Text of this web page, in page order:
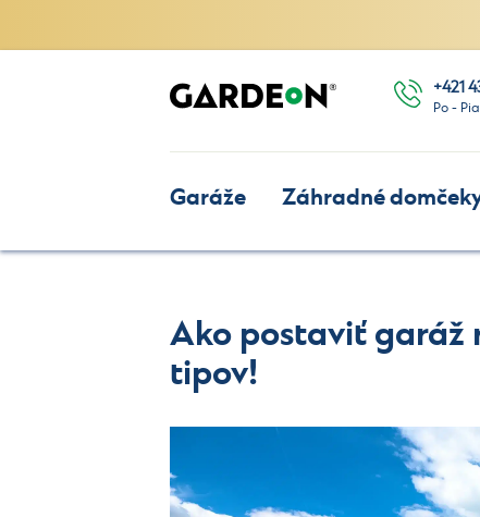
+421
Po -
Garáže Záhradné
Ako postaviť garáž
tipov!